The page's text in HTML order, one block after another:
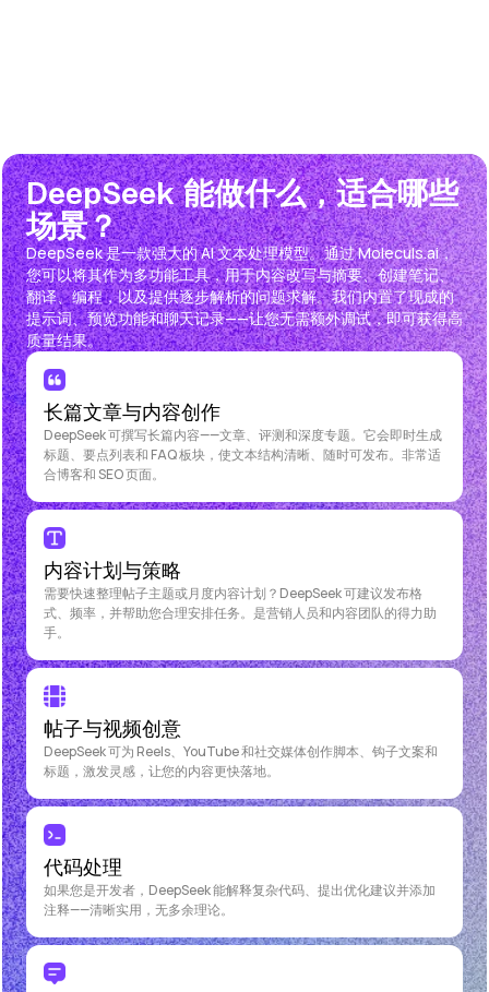
DeepSeek 能做什么，适合哪些
场景？
DeepSeek 是一款强大的 AI 文本处理模型。通过 Moleculs.ai，
您可以将其作为多功能工具，用于内容改写与摘要、创建笔记、
翻译、编程，以及提供逐步解析的问题求解。我们内置了现成的
提示词、预览功能和聊天记录——让您无需额外调试，即可获得高
质量结果。
长篇文章与内容创作
DeepSeek 可撰写长篇内容——文章、评测和深度专题。它会即时生成
标题、要点列表和 FAQ 板块，使文本结构清晰、随时可发布。非常适
合博客和 SEO 页面。
内容计划与策略
需要快速整理帖子主题或月度内容计划？DeepSeek 可建议发布格
式、频率，并帮助您合理安排任务。是营销人员和内容团队的得力助
手。
帖子与视频创意
DeepSeek 可为 Reels、YouTube 和社交媒体创作脚本、钩子文案和
标题，激发灵感，让您的内容更快落地。
代码处理
如果您是开发者，DeepSeek 能解释复杂代码、提出优化建议并添加
注释——清晰实用，无多余理论。